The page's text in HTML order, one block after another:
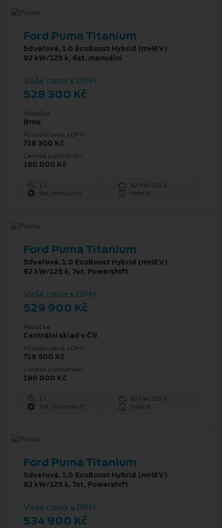
Ford Puma Titanium
5dveřová, 1.0 EcoBoost Hybrid (mHEV)
92 kW/125 k, 6st. manuální
Vaše cena s DPH
528 300 Kč
Pobočka
Brno
Původní cena s DPH
718 300 Kč
Cenové zvýhodnění
190 000 Kč
1 l
92 kW/125 k
6st. manuální
Hybrid
Ford Puma Titanium
5dveřová, 1.0 EcoBoost Hybrid (mHEV)
92 kW/125 k, 7st. Powershift
Vaše cena s DPH
529 900 Kč
Pobočka
Centrální sklad v ČR
Původní cena s DPH
719 900 Kč
Cenové zvýhodnění
190 000 Kč
1 l
92 kW/125 k
7st. Powershift
Hybrid
Ford Puma Titanium
5dveřová, 1.0 EcoBoost Hybrid (mHEV)
92 kW/125 k, 7st. Powershift
Vaše cena s DPH
534 900 Kč